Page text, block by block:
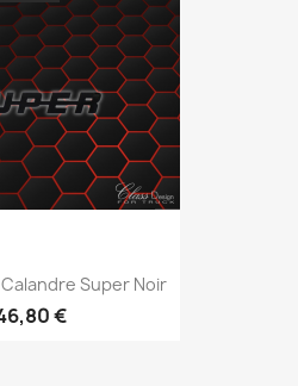
Super Noir
€